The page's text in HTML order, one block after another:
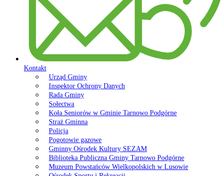
Kontakt
Urząd Gminy
Inspektor Ochrony Danych
Rada Gminy
Sołectwa
Koła Seniorów w Gminie Tarnowo Podgórne
Straż Gminna
Policja
Pogotowie gazowe
Gminny Ośrodek Kultury SEZAM
Biblioteka Publiczna Gminy Tarnowo Podgórne
Muzeum Powstańców Wielkopolskich w Lusowie